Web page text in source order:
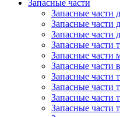
Запасные части
Запасные части
Запасные
Запасные части
Запасные части
Запасные части
Запасные части
Запасные
Запасные части
Запасные части
Запасные